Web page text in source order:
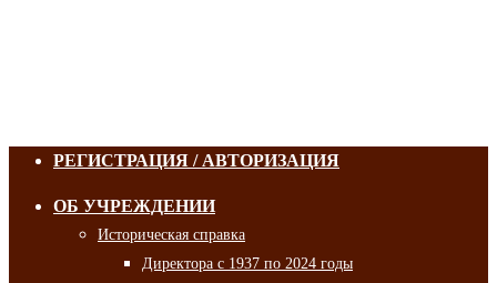
РЕГИСТРАЦИЯ / АВТОРИЗАЦИЯ
ОБ УЧРЕЖДЕНИИ
Историческая справка
Директора с 1937 по 2024 годы